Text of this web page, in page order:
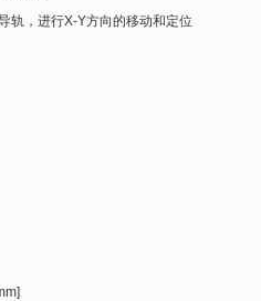
轨，进行X-Y方向的移动和定位